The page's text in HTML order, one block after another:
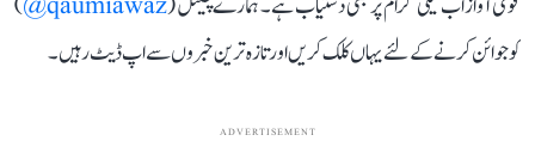
کو جوائن کرنے کے لئے یہاں کلک کریں اور تازہ ترین خبروں سے اپ ڈیٹ رہیں۔
ADVERTISEMENT